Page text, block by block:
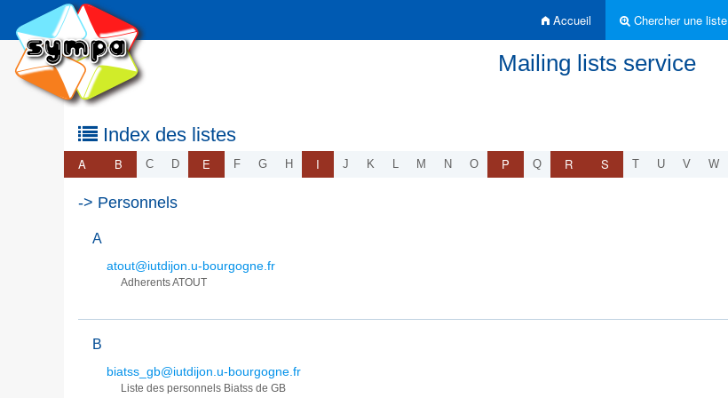
Accueil Chercher une liste
Mailing lists service
Index des listes
A B C D E F G H I J K L M N O P Q R S T U V W
-> Personnels
A
atout@iutdijon.u-bourgogne.fr
Adherents ATOUT
B
biatss_gb@iutdijon.u-bourgogne.fr
Liste des personnels Biatss de GB